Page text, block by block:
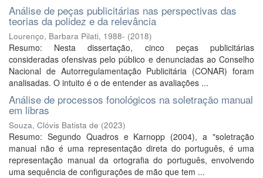
Análise de peças publicitárias nas perspectivas das
teorias da polidez e da relevância
Lourenço, Barbara Pilati, 1988- (2018)
Resumo: Nesta dissertação, cinco peças publicitárias
consideradas ofensivas pelo público e denunciadas ao Conselho
Nacional de Autorregulamentação Publicitária (CONAR) foram
analisadas. O intuito é o de entender as avaliações ...
Análise de processos fonológicos na soletração manual
em libras
Souza, Clóvis Batista de (2023)
Resumo: Segundo Quadros e Karnopp (2004), a "soletração
manual não é uma representação direta do português, é uma
representação manual da ortografia do português, envolvendo
uma sequência de configurações de mão que tem ...